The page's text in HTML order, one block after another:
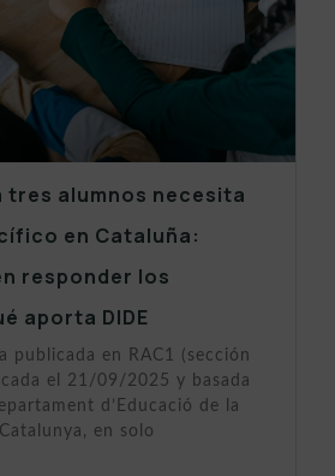
tres alumnos necesita
en Cataluña:
responder los
aporta DIDE
publicada en RAC1 (sección
el 21/09/2025 y basada
d’Educació de la
en solo